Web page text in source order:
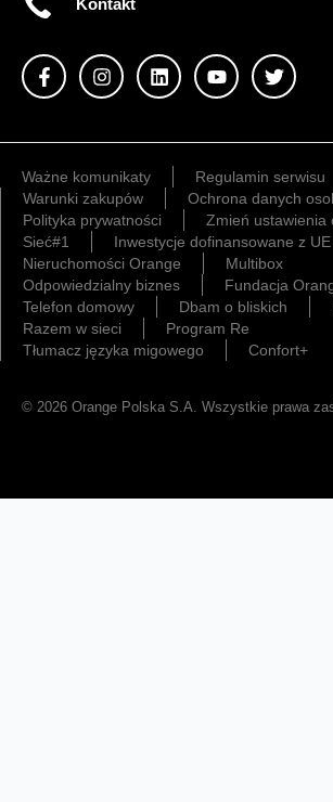
Kontakt
Ważne komunikaty
Regulamin serwisu
Warunki zakupów
Ochrona danych
Polityka prywatności
Zmień ustawienia
Sieć#1
Inwestycje dofinansowane z UE
Nieruchomości Orange
Multibox
Odpowiedzialny biznes
Fundacja
Telefon domowy
Dbam o bliskich
Razem w sieci
Program Re
Tłumacz języka migowego
Confort+
© 2026 Orange Polska S.A. Wszystkie prawa